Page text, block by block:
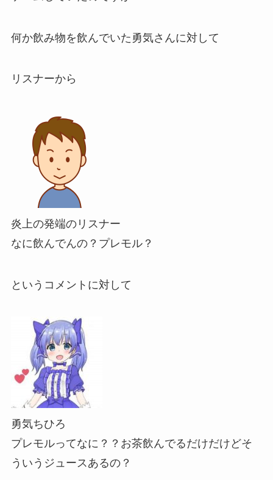
何か飲み物を飲んでいた 勇気さんに対して
リスナーから
炎上の発端のリスナー
なに飲んでんの？プレモル？
というコメントに対して
勇気ちひろ
プレモルってなに？？お茶飲んでるだけだけどそ
ういうジュースあるの？